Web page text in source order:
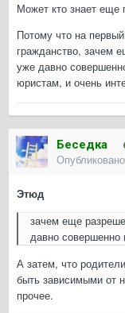
Может кто знает еще
Потому что на
гражданство, зачем
уже давно
юристам, и очень
Беседка
Опубликовано
Этюд
зачем еще
давно совершенно
А затем, что
быть зависимыми от
прочее.